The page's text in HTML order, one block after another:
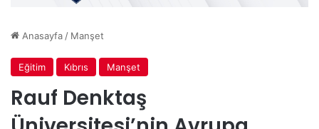
Anasayfa / Manşet
Eğitim Kıbrıs Manşet
Rauf Denktaş